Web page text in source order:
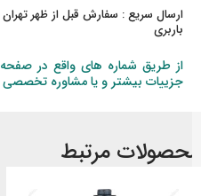
ارسال سریع :سفارش قبل از ظهرتهران
باربری
از طریق شماره های واقع در صفحه
جزییات بیشتر و یا مشاوره تخصصی
مرتبط